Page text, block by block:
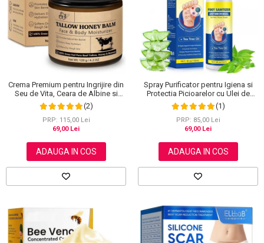
Crema Premium pentru Ingrijire din
Seu de Vita, Ceara de Albine si
Miere, 100% Naturala, NOVA
KISS®, 120 g
(2)
PRP: 115,00 Lei
69,00 Lei
ADAUGA IN COS
Spray Purificator pentru Igiena si
Protectia Picioarelor cu Ulei de
Arbore de Ceai, 120 ml
(1)
PRP: 85,00 Lei
69,00 Lei
ADAUGA IN COS